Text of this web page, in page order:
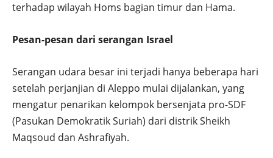
terhadap wilayah Homs bagian timur dan Hama.
Pesan-pesan dari serangan Israel
Serangan udara besar ini terjadi hanya beberapa hari
setelah perjanjian di Aleppo mulai dijalankan, yang
mengatur penarikan kelompok bersenjata pro-SDF
(Pasukan Demokratik Suriah) dari distrik Sheikh
Maqsoud dan Ashrafiyah.